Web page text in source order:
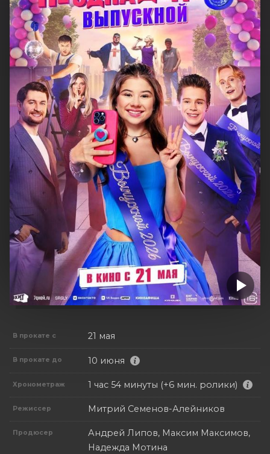
В прокате с 21 мая
В прокате до 10 июня
Хронометраж 1 час 54 минуты (+6 мин. ролики)
Режиссер Митрий Семенов-Алейников
Продюсер
Андрей Липов, Максим Максимов,
Надежда Мотина